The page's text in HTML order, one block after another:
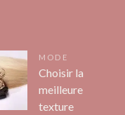
MODE
Choisir la
meilleure
texture